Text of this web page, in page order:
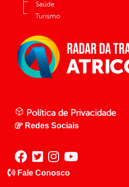
Saúde
Turismo
Política de Privacidade
Redes Sociais
Fale Conosco